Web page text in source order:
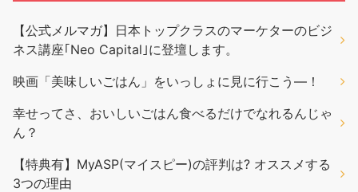
【公式メルマガ】日本トップクラスのマーケターのビジ
ネス講座｢Neo Capital｣に登壇します。
映画「美味しいごはん」をいっしょに見に行こう―！
幸せってさ、おいしいごはん食べるだけでなれるんじゃ
ん？
【特典有】MyASP(マイスピー)の評判は? オススメする
3つの理由